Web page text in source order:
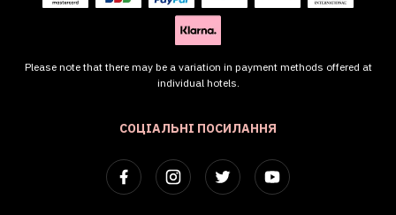
СОЦІАЛЬНІ ПОСИЛАННЯ
Please note that there may be a variation in payment methods offered at
individual hotels.